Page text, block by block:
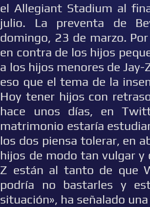
el Allegiant Stadium al
julio. La preventa de
domingo, 23 de marzo.
en contra de los hijos
a los hijos menores de
eso que el tema de la
Hoy tener hijos con
hace unos días, en
matrimonio estaría
los dos piensa tolerar, en
hijos de modo tan vulgar y
Z están al tanto de que
podría no bastarles y
situación», ha señalado